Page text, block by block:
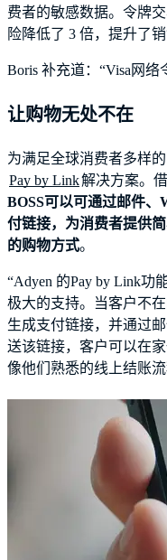
费者的敏感数据。令牌
险降低了 3 倍，提升了
Boris 补充道：“Visa网
让购物无处不在
为满足全球消费者多样
Pay by Link解决方案。
BOSS可以可通过邮件
付链接，为消费者提供
的购物方式。
“Adyen 的Pay by Link功
极大的支持。当客户不
生成支付链接，并通过
送该链接，客户可以在
像他们熟悉的线上结账流